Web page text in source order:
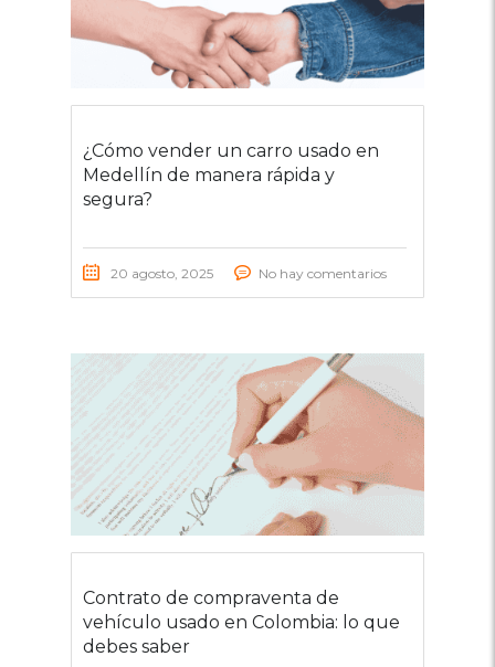
¿Cómo vender un carro usado en
Medellín de manera rápida y
segura?
20 agosto, 2025 No hay comentarios
Contrato de compraventa de
vehículo usado en Colombia: lo que
debes saber